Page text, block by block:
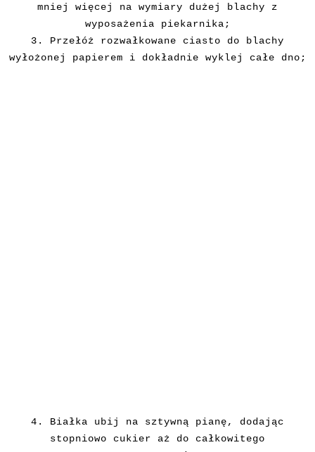
mniej więcej na wymiary dużej blachy z
wyposażenia piekarnika;
3. Przełóż rozwałkowane ciasto do blachy
wyłożonej papierem i dokładnie wyklej całe dno;
4. Białka ubij na sztywną pianę, dodając
stopniowo cukier aż do całkowitego